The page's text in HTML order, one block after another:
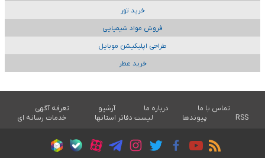
خرید تور
فروش مواد شیمیایی
طراحی اپلیکیشن موبایل
خرید عطر
تماس با ما درباره ما آرشیو
تعرفه آگهی
RSS
پیوندها لیست دفاتر استانها خدمات رسانه ای